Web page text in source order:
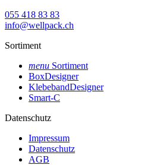
055 418 83 83
info@wellpack.ch
Sortiment
menu Sortiment
BoxDesigner
KlebebandDesigner
Smart-C
Datenschutz
Impressum
Datenschutz
AGB